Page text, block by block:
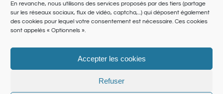
En revanche, nous utilisons des services proposés par des tiers (partage
sur les réseaux sociaux, flux de vidéo, captcha,...) qui déposent également
des cookies pour lequel votre consentement est nécessaire. Ces cookies
sont appelés « Optionnels ».
Accepter les cookies
Refuser
Conditions générales